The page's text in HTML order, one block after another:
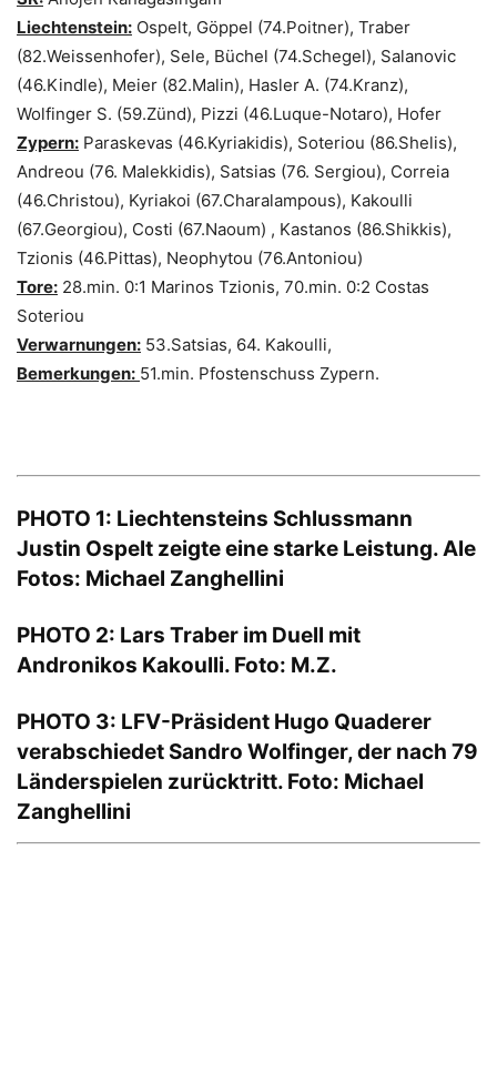
Liechtenstein: Ospelt, Göppel (74.Poitner), Traber
(82.Weissenhofer), Sele, Büchel (74.Schegel), Salanovic
(46.Kindle), Meier (82.Malin), Hasler A. (74.Kranz),
Wolfinger S. (59.Zünd), Pizzi (46.Luque-Notaro), Hofer
Zypern: Paraskevas (46.Kyriakidis), Soteriou (86.Shelis),
Andreou (76. Malekkidis), Satsias (76. Sergiou), Correia
(46.Christou), Kyriakoi (67.Charalampous), Kakoulli
(67.Georgiou), Costi (67.Naoum) , Kastanos (86.Shikkis),
Tzionis (46.Pittas), Neophytou (76.Antoniou)
Tore: 28.min. 0:1 Marinos Tzionis, 70.min. 0:2 Costas
Soteriou
Verwarnungen: 53.Satsias, 64. Kakoulli,
Bemerkungen: 51.min. Pfostenschuss Zypern.
PHOTO 1: Liechtensteins Schlussmann
Justin Ospelt zeigte eine starke Leistung. Ale
Fotos: Michael Zanghellini
PHOTO 2: Lars Traber im Duell mit
Andronikos Kakoulli. Foto: M.Z.
PHOTO 3: LFV-Präsident Hugo Quaderer
verabschiedet Sandro Wolfinger, der nach 79
Länderspielen zurücktritt. Foto: Michael
Zanghellini